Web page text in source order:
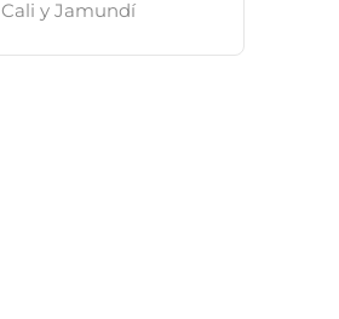
Cali y Jamundí